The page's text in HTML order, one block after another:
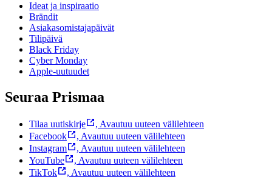
Ideat ja inspiraatio
Brändit
Asiakasomistajapäivät
Tilipäivä
Black Friday
Cyber Monday
Apple-uutuudet
Seuraa Prismaa
Tilaa uutiskirje , Avautuu uuteen välilehteen
Facebook
, Avautuu uuteen välilehteen
Instagram
, Avautuu uuteen välilehteen
YouTube
, Avautuu uuteen välilehteen
TikTok
, Avautuu uuteen välilehteen